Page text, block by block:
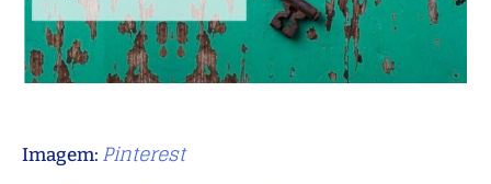
Imagem: Pinterest